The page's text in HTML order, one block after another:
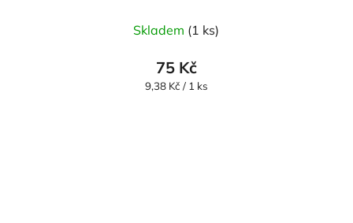
Skladem (1 ks)
75 Kč
Měrná
9,38 Kč / 1 ks